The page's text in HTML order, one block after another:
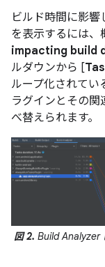
ビルド時間に影
を表示するには、
impacting build
ルダウンから [
ループ化されてい
ラグインとその
べ替えられます。
図 2. Build Analyzer